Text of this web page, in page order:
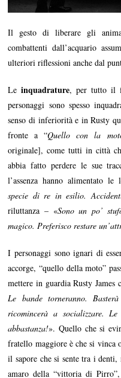
Il gesto di liberare gli
combattenti dall’acquario
ulteriori riflessioni anche dal
Le inquadrature, per tutto il
personaggi sono spesso
senso di inferiorità e in Rusty
fronte a “Quello con la
originale], come tutti in città
abbia fatto perdere le sue
l’assenza hanno alimentato
specie di re in esilio.
riluttanza – «Sono un po’
magico. Preferisco restare
I personaggi sono ignari di
accorge, “quello della moto”
mettere in guardia Rusty
Le bande torneranno.
ricomincerà a socializzare.
abbastanza!». Quello che si
fratello maggiore è che si vinca
il sapore che si sente tra i denti,
amaro della “vittoria di